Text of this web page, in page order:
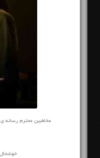
مخاطبین محترم رسانه ی
خوشحال